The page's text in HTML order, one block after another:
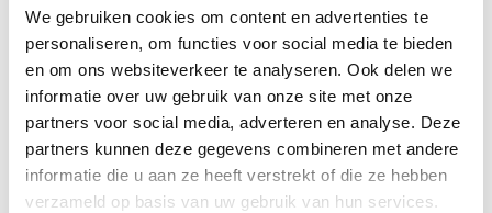
We gebruiken cookies om content en advertenties te
personaliseren, om functies voor social media te bieden
en om ons websiteverkeer te analyseren. Ook delen we
informatie over uw gebruik van onze site met onze
partners voor social media, adverteren en analyse. Deze
partners kunnen deze gegevens combineren met andere
informatie die u aan ze heeft verstrekt of die ze hebben
verzameld op basis van uw gebruik van hun services.
Bornes de recharge industrielles
Panneaux solaires industriels
BESS
Energy Management System
Service client
FAQ
Législation
Entretien & garantie